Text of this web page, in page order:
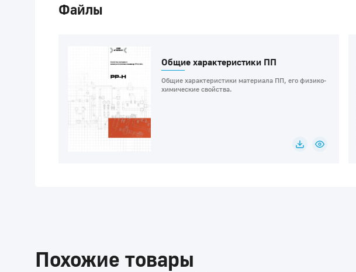
Файлы
Общие характеристики ПП
Общие характеристики материала ПП, его физико-
химические свойства.
Похожие товары